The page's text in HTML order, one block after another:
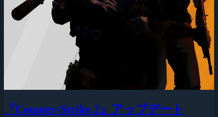
『Counter-Strike 2』アップデート